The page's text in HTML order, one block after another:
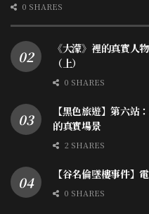
0 SHARES
《大濛》裡的真實人
（上）
0 SHARES
【黑色旅遊】第六站
的真實場景
2 SHARES
【谷名倫墜樓事件】
0 SHARES